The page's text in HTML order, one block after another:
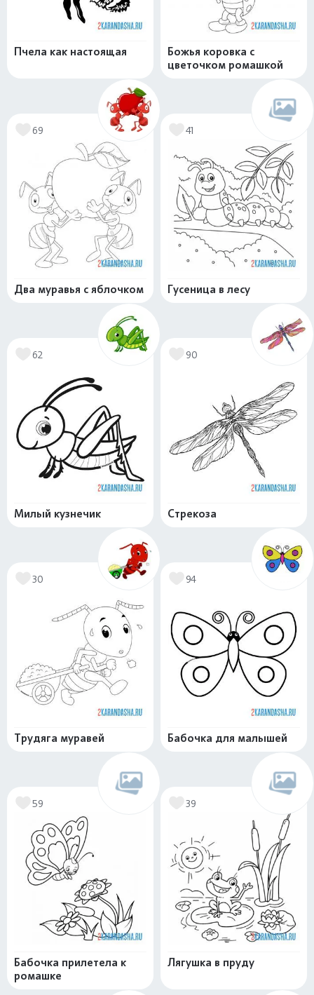
Пчела как настоящая
Божья коровка с
цветочком ромашкой
69
Два муравья с яблочком
41
Гусеница в лесу
62
Милый кузнечик
90
Стрекоза
30
Трудяга муравей
94
Бабочка для малышей
59
Бабочка прилетела к
ромашке
39
Лягушка в пруду